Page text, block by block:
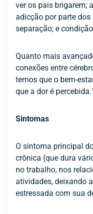
ver os pais brigarem;
adicção por parte
separação; e
Quanto mais
conexões entre
temos que o bem-
que a dor é percebida.¹
Sintomas
O sintoma principal
crônica (que dura
no trabalho, nos
atividades, deixando
estressada com sua